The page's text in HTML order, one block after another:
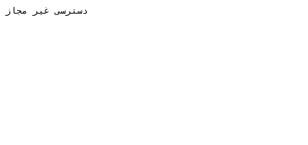
دسترسی غیر مجاز